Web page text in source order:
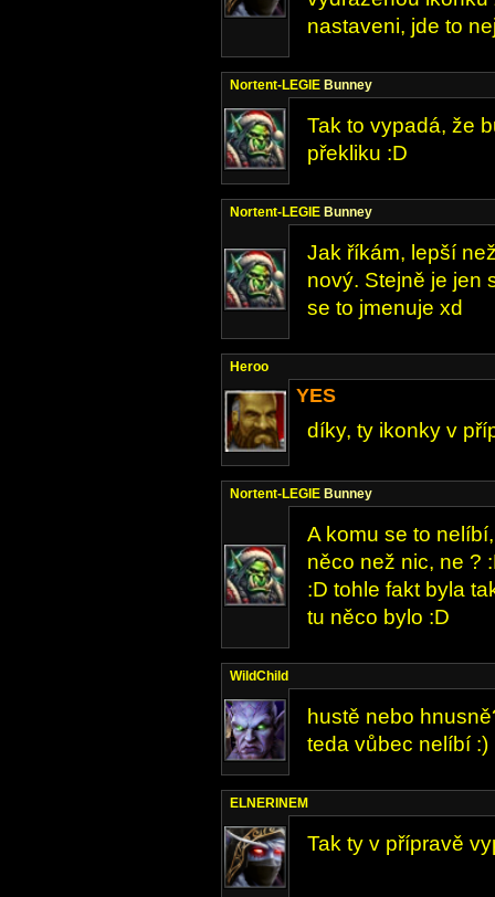
nastaveni, jde to
Nortent-LEGIE Bunney
Tak to vypadá, že
překliku :D
Nortent-LEGIE Bunney
Jak říkám, lepší
nový. Stejně je jen
se to jmenuje xd
Heroo
YES
díky, ty ikonky v
Nortent-LEGIE Bunney
A komu se to
něco než nic, ne ?
:D tohle fakt byla
tu něco bylo :D
WildChild
hustě nebo
teda vůbec nelíbí :)
ELNERINEM
Tak ty v přípravě